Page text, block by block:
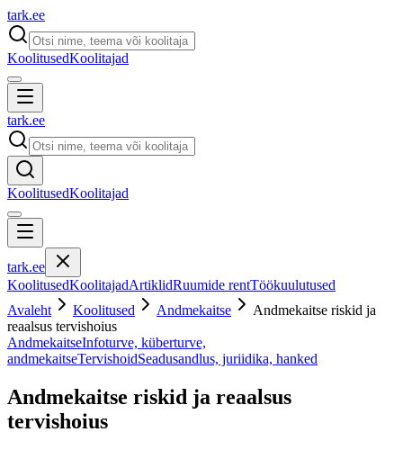
tark.ee
KoolitusedKoolitajad
tark.ee
KoolitusedKoolitajad
tark.ee
KoolitusedKoolitajadArtiklidRuumide rentTöökuulutused
Avaleht
Koolitused Andmekaitse
Andmekaitse riskid ja
reaalsus tervishoius
AndmekaitseInfoturve, küberturve,
andmekaitseTervishoidSeadusandlus, juriidika, hanked
Andmekaitse riskid ja reaalsus
tervishoius